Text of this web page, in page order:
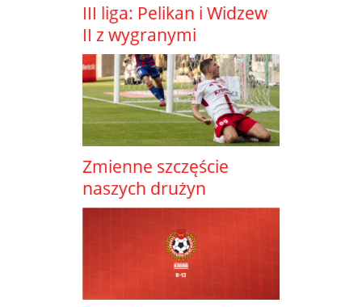
III liga: Pelikan i Widzew
II z wygranymi
Zmienne szczęście
naszych drużyn